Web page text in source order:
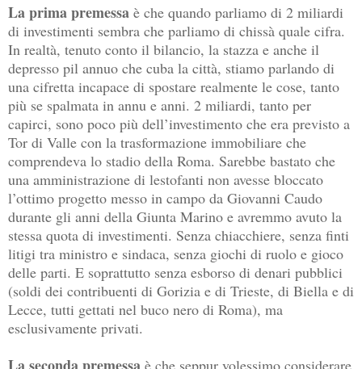
La prima premessa è che quando parliamo di 2 miliardi
di investimenti sembra che parliamo di chissà quale cifra.
In realtà, tenuto conto il bilancio, la stazza e anche il
depresso pil annuo che cuba la città, stiamo parlando di
una cifretta incapace di spostare realmente le cose, tanto
più se spalmata in annu e anni. 2 miliardi, tanto per
capirci, sono poco più dell’investimento che era previsto a
Tor di Valle con la trasformazione immobiliare che
comprendeva lo stadio della Roma. Sarebbe bastato che
una amministrazione di lestofanti non avesse bloccato
l’ottimo progetto messo in campo da Giovanni Caudo
durante gli anni della Giunta Marino e avremmo avuto la
stessa quota di investimenti. Senza chiacchiere, senza finti
litigi tra ministro e sindaca, senza giochi di ruolo e gioco
delle parti. E soprattutto senza esborso di denari pubblici
(soldi dei contribuenti di Gorizia e di Trieste, di Biella e di
Lecce, tutti gettati nel buco nero di Roma), ma
esclusivamente privati.
La seconda premessa è che seppur volessimo considerare